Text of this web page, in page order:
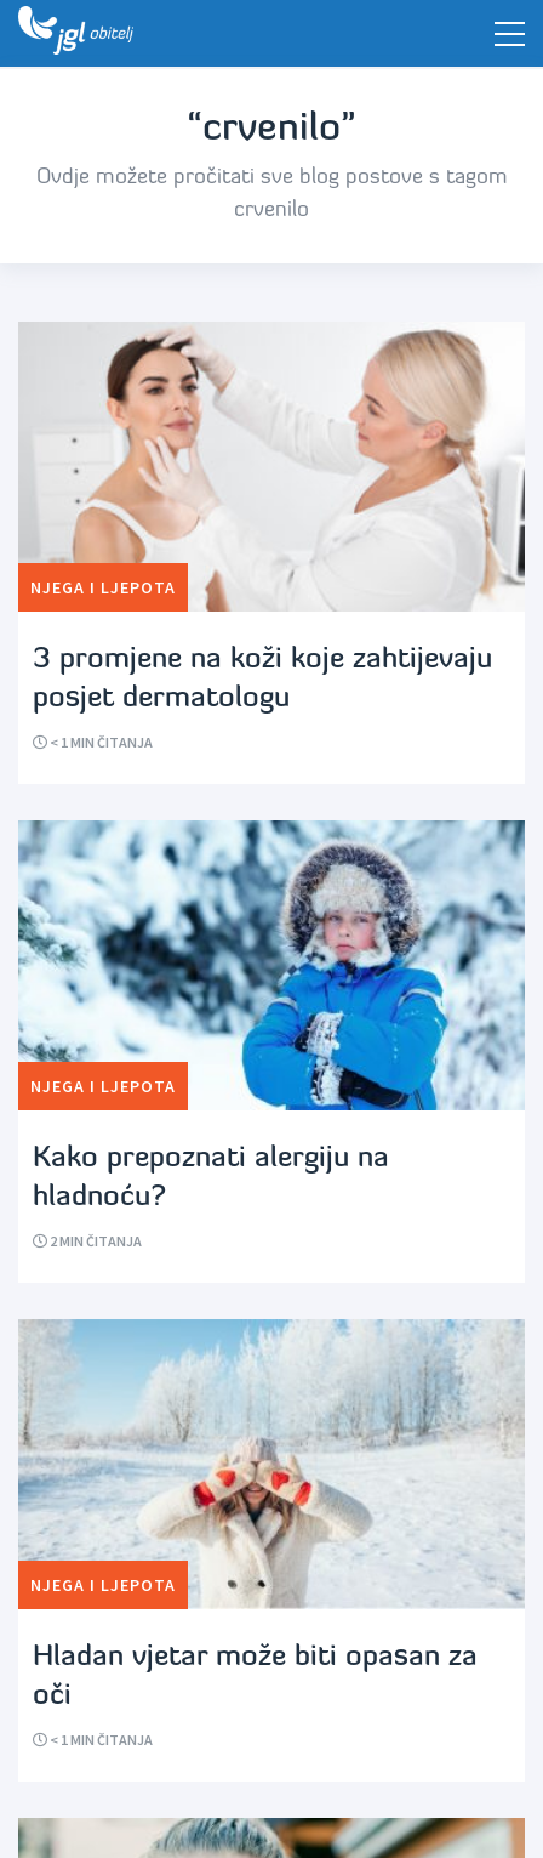
“crvenilo”
Ovdje možete pročitati sve blog postove s tagom
crvenilo
NJEGA I LJEPOTA
3 promjene na koži koje zahtijevaju
posjet dermatologu
< 1 MIN ČITANJA
NJEGA I LJEPOTA
Kako prepoznati alergiju na
hladnoću?
2MIN ČITANJA
NJEGA I LJEPOTA
Hladan vjetar može biti opasan za
oči
< 1 MIN ČITANJA